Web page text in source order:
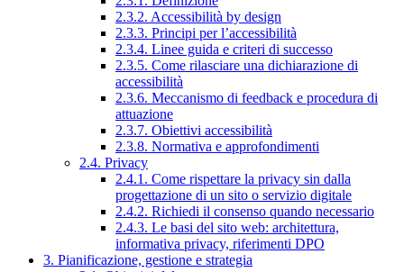
2.3.2. Accessibilità by design
2.3.3. Principi per l’accessibilità
2.3.4. Linee guida e criteri di successo
2.3.5. Come rilasciare una dichiarazione di
accessibilità
2.3.6. Meccanismo di feedback e procedura di
attuazione
2.3.7. Obiettivi accessibilità
2.3.8. Normativa e approfondimenti
2.4. Privacy
2.4.1. Come rispettare la privacy sin dalla
progettazione di un sito o servizio digitale
2.4.2. Richiedi il consenso quando necessario
2.4.3. Le basi del sito web: architettura,
informativa privacy, riferimenti DPO
3. Pianificazione, gestione e strategia